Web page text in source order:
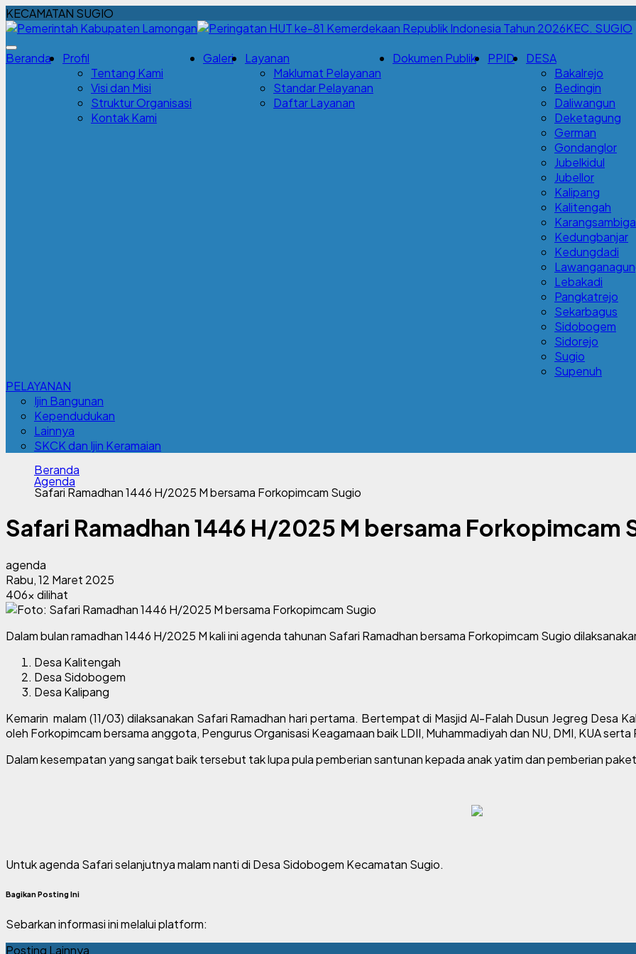
KECAMATAN SUGIO
KEC. SUGIO
Beranda
Profil
Tentang Kami
Visi dan Misi
Struktur Organisasi
Kontak Kami
Galeri
Layanan
Maklumat Pelayanan
Standar Pelayanan
Daftar Layanan
Dokumen Publik PPID
DESA
Bakalrejo
Bedingin
Daliwangun
Deketagung
German
Gondanglor
Jubelkidul
Jubellor
Kalipang
Kalitengah
Kedungbanjar
Kedungdadi
Lebakadi
Pangkatrejo
Sekarbagus
Sidobogem
Sidorejo
Sugio
Supenuh
PELAYANAN
Ijin Bangunan
Kependudukan
Lainnya
SKCK dan Ijin Keramaian
Beranda
Agenda
Safari Ramadhan 1446 H/2025 M bersama Forkopimcam Sugio
Safari Ramadhan 1446 H/2025 M bersama Forkopimcam
agenda
Rabu, 12 Maret 2025
406x dilihat
Dalam bulan ramadhan 1446 H/2025 M kali ini agenda tahunan Safari Ramadhan bersama Forkopimcam Sugio
Desa Kalitengah
Desa Sidobogem
Desa Kalipang
Kemarin malam (11/03) dilaksanakan Safari Ramadhan hari pertama. Bertempat di Masjid Al-Falah Dusun Jegreg Desa
oleh Forkopimcam bersama anggota, Pengurus Organisasi Keagamaan baik LDII, Muhammadiyah dan NU, DMI, KUA
Dalam kesempatan yang sangat baik tersebut tak lupa pula pemberian santunan kepada anak yatim dan pemberian
Untuk agenda Safari selanjutnya malam nanti di Desa Sidobogem Kecamatan Sugio.
Bagikan Posting Ini
Sebarkan informasi ini melalui platform:
Posting Lainnya